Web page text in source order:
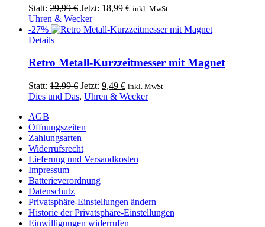
Statt: 29,99€ Ursprünglicher
Preis
war:
Jetzt: 18,99 €Aktueller
ist:
inkl. MwSt
Uhren & Wecker
-27%
DetailsDieses
weist
Varianten
auf.
Die
können
auf
der
Produktseite
gewählt
werden
Retro Metall-Kurzzeitmesser mit Magnet
Statt: 12,99€ Ursprünglicher
Preis
Jetzt: 9,49 €Aktueller
Preis
inkl. MwSt
Dies und Das, Uhren & Wecker
AGB
Öffnungszeiten
Zahlungsarten
Widerrufsrecht
Lieferung und Versandkosten
Impressum
Batterieverordnung
Datenschutz
Privatsphäre-Einstellungen ändern
Historie der Privatsphäre-Einstellungen
Einwilligungen widerrufen